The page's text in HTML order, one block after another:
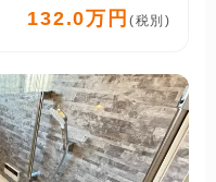
132.0万円 (税別)